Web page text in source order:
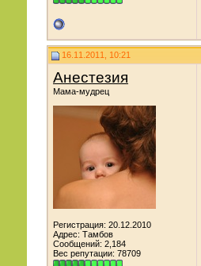
16.11.2011, 10:21
Анестезия
Мама-мудрец
Регистрация: 20.12.2010
Адрес: Тамбов
Сообщений: 2,184
Вес репутации: 78709